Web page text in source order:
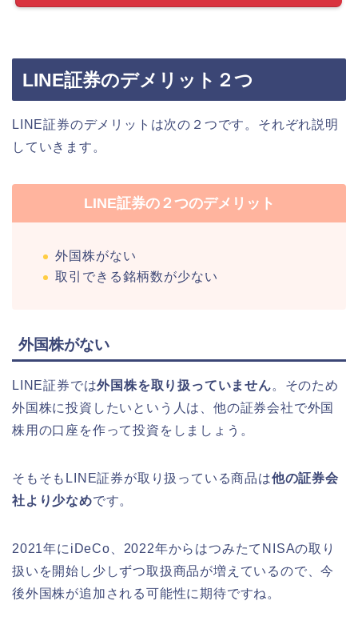
LINE証券のデメリット２つ
LINE証券のデメリットは次の２つです。それぞれ説明
していきます。
LINE証券の２つのデメリット
外国株がない
取引できる銘柄数が少ない
外国株がない
LINE証券では外国株を取り扱っていません。 そのため
外国株に投資したいという人は、他の証券会社で外国
株用の口座を作って投資をしましょう。
そもそもLINE証券が取り扱っている商品は他の証券会
社より少なめです。
2021年にiDeCo、2022年からはつみたてNISAの取り
扱いを開始し少しずつ取扱商品が増えているので、今
後外国株が追加される可能性に期待ですね。